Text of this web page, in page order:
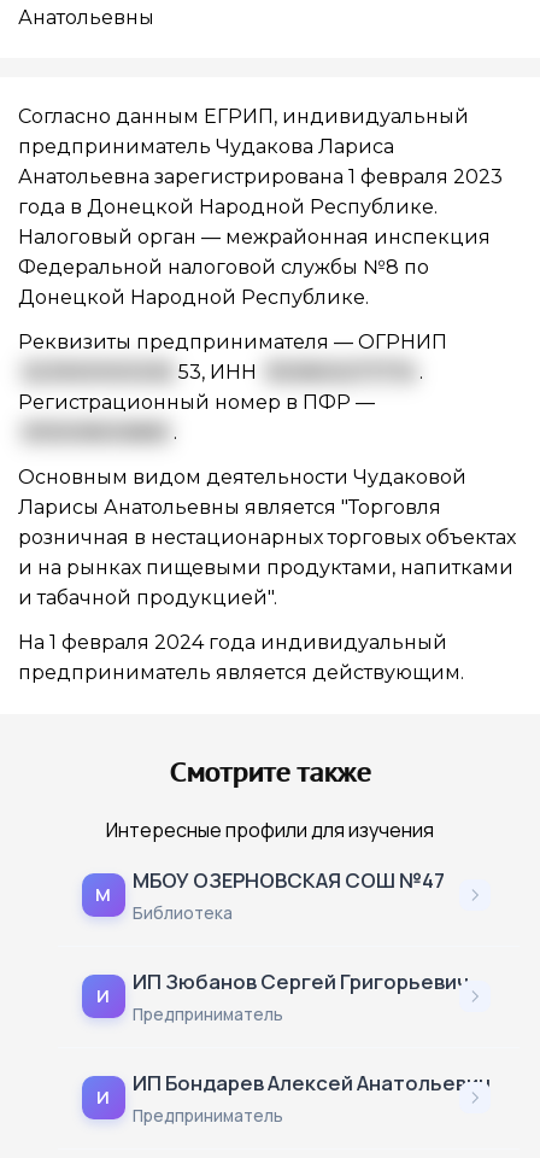
Анатольевны
Согласно данным ЕГРИП, индивидуальный
предприниматель Чудакова Лариса
Анатольевна зарегистрирована 1 февраля 2023
года в Донецкой Народной Республике.
Налоговый орган — межрайонная инспекция
Федеральной налоговой службы №8 по
Донецкой Народной Республике.
Реквизиты предпринимателя — ОГРНИП
53, ИНН
.
Регистрационный номер в ПФР —
.
Основным видом деятельности Чудаковой
Ларисы Анатольевны является "Торговля
розничная в нестационарных торговых объектах
и на рынках пищевыми продуктами, напитками
и табачной продукцией".
На 1 февраля 2024 года индивидуальный
предприниматель является действующим.
Смотрите также
Интересные профили для изучения
М
МБОУ ОЗЕРНОВСКАЯ СОШ №47
Библиотека
И
ИП Зюбанов Сергей Григорьевич
Предприниматель
И
ИП Бондарев Алексей Анатольевич
Предприниматель